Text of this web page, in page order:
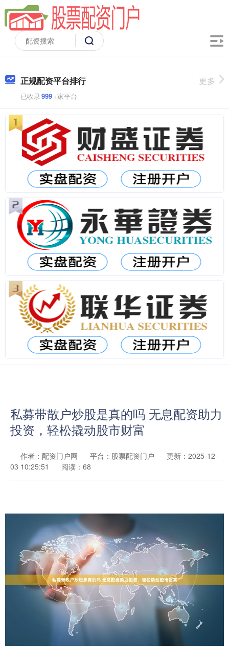
正规配资平台排行
已收录999+家平台
更多
私募带散户炒股是真的吗 无息配资助力
投资，轻松撬动股市财富
作者：配资门户网 平台：股票配资门户
更新：2025-12-
03 10:25:51
阅读：68